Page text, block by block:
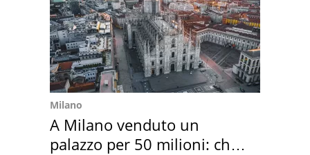
Milano
A Milano venduto un
palazzo per 50 milioni: chi